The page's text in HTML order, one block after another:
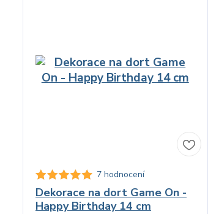
7 hodnocení
Dekorace na dort Game On -
Happy Birthday 14 cm